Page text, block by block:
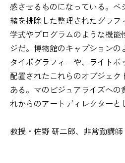
感させるものになっている。ベ
緒を排除した整理されたグラ
学式やプログラムのような機
ジだ。博物館のキャプション
タイポグラフィーや、ライト
配置されたこれらのオブジェク
ある。マのビジュアライズへの
れからのアートディレクターと
教授・佐野 研二郎、非常勤講